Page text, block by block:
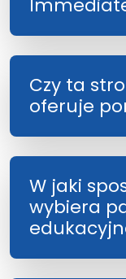
Czy ta
oferuje
W jaki
wybiera